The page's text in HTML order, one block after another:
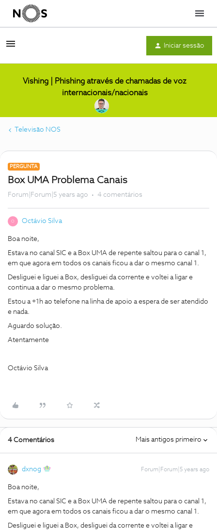
Menu
Iniciar sessão
Vishing | Phishing através de chamadas de voz
internacionais/nacionais
Televisão NOS
PERGUNTA
Box UMA Problema Canais
Forum|Forum|5 years ago 4 comentários
O Octávio Silva
Boa noite,
Estava no canal SIC e a Box UMA de repente saltou para o canal 1,
em que agora em todos os canais ficou a dar o mesmo canal 1.
Desliguei e liguei a Box, desliguei da corrente e voltei a ligar e
continua a dar o mesmo problema.
Estou a +1h ao telefone na linha de apoio a espera de ser atendido
e nada.
Aguardo solução.
Atentamente
Octávio Silva
4 Comentários Mais antigos primeiro
dxnog Forum|Forum|5 years ago
Boa noite,
Estava no canal SIC e a Box UMA de repente saltou para o canal 1,
em que agora em todos os canais ficou a dar o mesmo canal 1.
Desliguei e liguei a Box, desliguei da corrente e voltei a ligar e